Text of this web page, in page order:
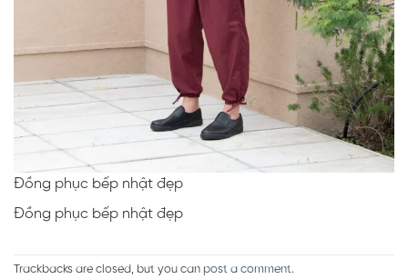
Đồng phục bếp nhật đẹp
Đồng phục bếp nhật đẹp
Trackbacks are closed, but you can post a comment.